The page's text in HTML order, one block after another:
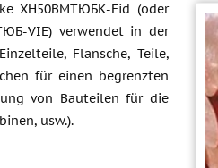
ХН50ВМТЮБК-Eid (oder
VIE) verwendet in der
Flansche, Teile,
für einen begrenzten
von Bauteilen für die
usw.).